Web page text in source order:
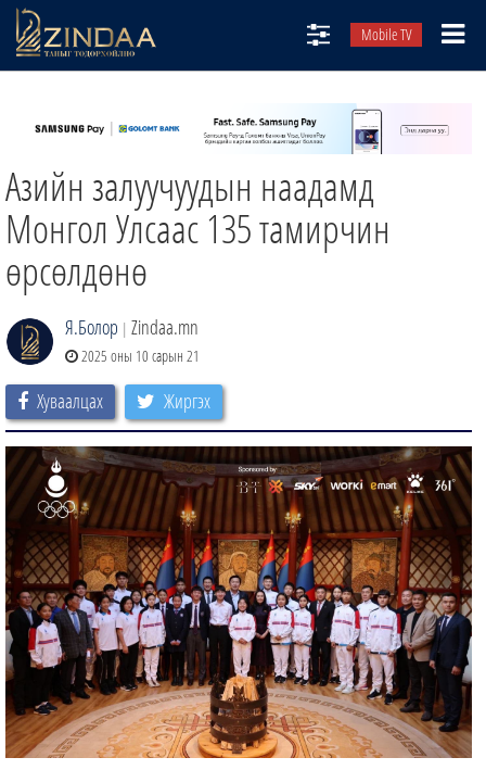
Mobile TV
ТВ8
ӨГЛӨӨНИЙ СОНИН
АУДИО ЗОХИОЛ
Азийн залуучуудын наадамд
Монгол Улсаас 135 тамирчин
өрсөлдөнө
Я.Болор | Zindaa.mn
2025 оны 10 сарын 21
Хуваалцах Жиргэх